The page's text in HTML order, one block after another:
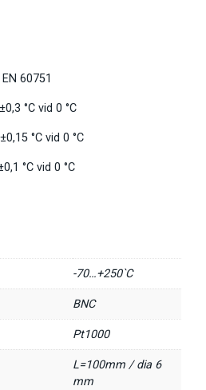
60751
°C vid 0 °C
°C vid 0 °C
°C vid 0 °C
-70…+250`C
BNC
Pt1000
L=100mm / dia 6
mm